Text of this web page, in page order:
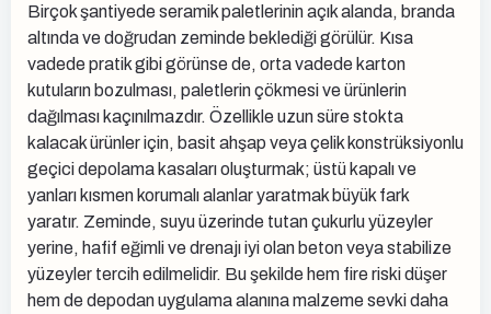
Birçok şantiyede seramik paletlerinin açık alanda, branda
altında ve doğrudan zeminde beklediği görülür. Kısa
vadede pratik gibi görünse de, orta vadede karton
kutuların bozulması, paletlerin çökmesi ve ürünlerin
dağılması kaçınılmazdır. Özellikle uzun süre stokta
kalacak ürünler için, basit ahşap veya çelik konstrüksiyonlu
geçici depolama kasaları oluşturmak; üstü kapalı ve
yanları kısmen korumalı alanlar yaratmak büyük fark
yaratır. Zeminde, suyu üzerinde tutan çukurlu yüzeyler
yerine, hafif eğimli ve drenajı iyi olan beton veya stabilize
yüzeyler tercih edilmelidir. Bu şekilde hem fire riski düşer
hem de depodan uygulama alanına malzeme sevki daha